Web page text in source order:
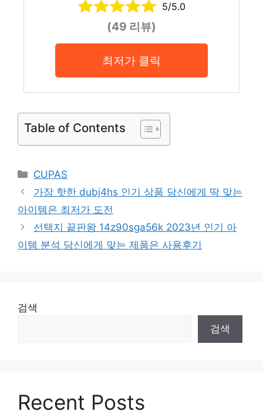
5/5.0
(49 리뷰)
최저가 클릭
Table of Contents
Categories
CUPAS
가장 핫한 dubj4hs 인기 상품 당신에게 딱 맞는
아이템은 최저가 도전
선택지 끝판왕 14z90sga56k 2023년 인기 아
이템 분석 당신에게 맞는 제품은 사용후기
검색
검색
Recent Posts